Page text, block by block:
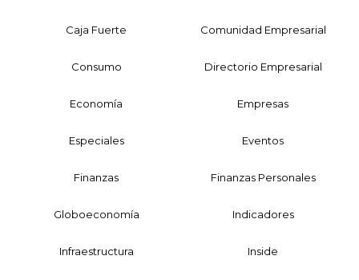
Caja Fuerte Comunidad Empresarial
Consumo Directorio Empresarial
Economía Empresas
Especiales Eventos
Finanzas Finanzas Personales
Globoeconomía Indicadores
Infraestructura Inside